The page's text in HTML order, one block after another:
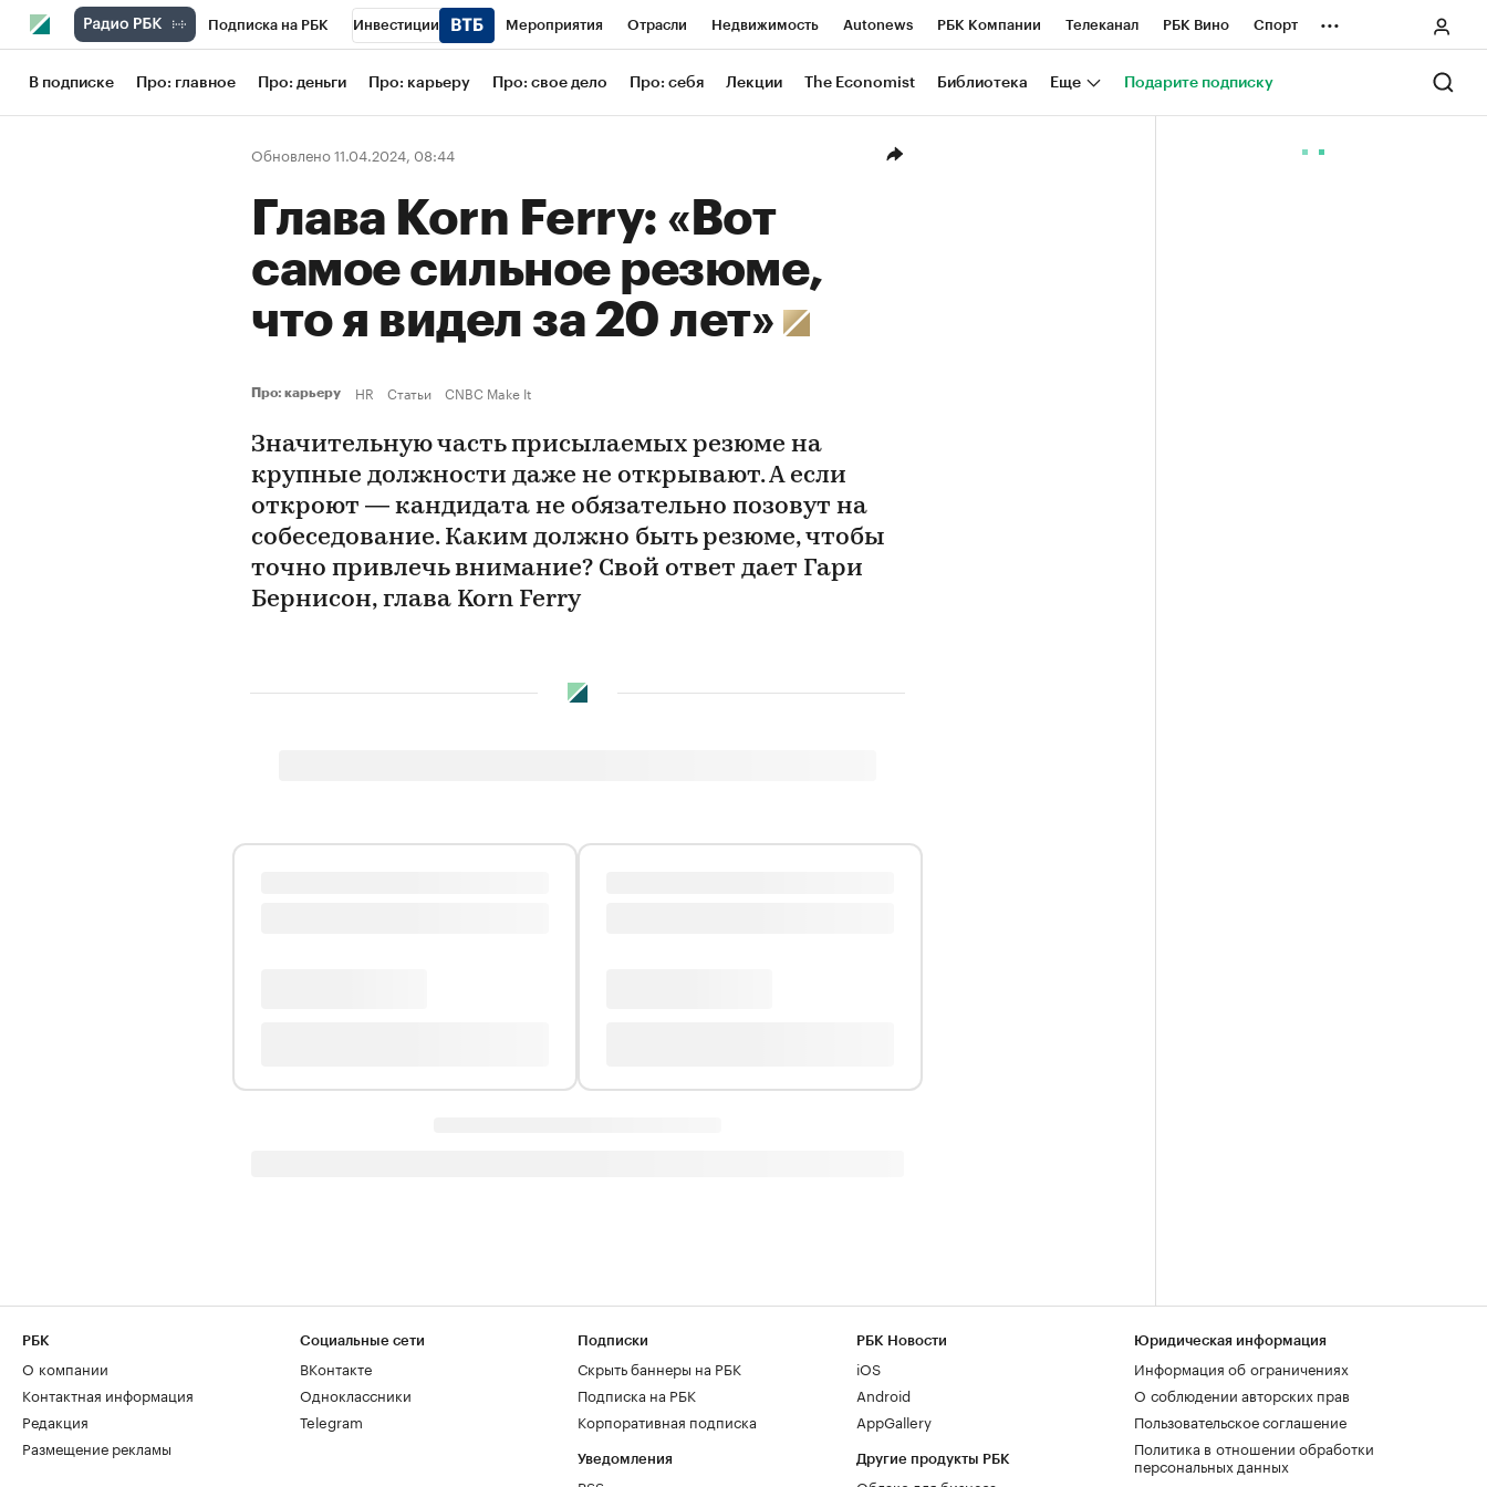
Подписка на РБК Инвестиции Мероприятия Отрасли Недвижимость Autonews РБК Компании Телеканал РБК Вино Спорт
Школа управления РБК РБК Образование РБК Life Тренды Визионеры Национальные проекты Город
Рынок наличной валюты
...
В подписке Про: главное Про: деньги Про: карьеру Про: свое дело Про: себя Лекции The Economist Библиотека Еще Подарите подписку
Обновлено 11.04.2024, 08:44
Глава Korn Ferry: «Вот
самое сильное резюме,
что я видел за 20 лет»
Про: карьеру HR Статьи CNBC Make It
Значительную часть присылаемых резюме на
крупные должности даже не открывают. А если
откроют — кандидата не обязательно позовут на
собеседование. Каким должно быть резюме, чтобы
точно привлечь внимание? Свой ответ дает Гари
Бернисон, глава Korn Ferry
РБК
О компании
Контактная информация
Редакция
Размещение рекламы
Социальные сети
ВКонтакте
Одноклассники
Telegram
Подписки
Скрыть баннеры на РБК
Подписка на РБК
Корпоративная подписка
Уведомления
РБК Новости
iOS
Android
AppGallery
Другие продукты РБК
Юридическая информация
Информация об ограничениях
О соблюдении авторских прав
Пользовательское соглашение
Политика в отношении обработки
персональных данных